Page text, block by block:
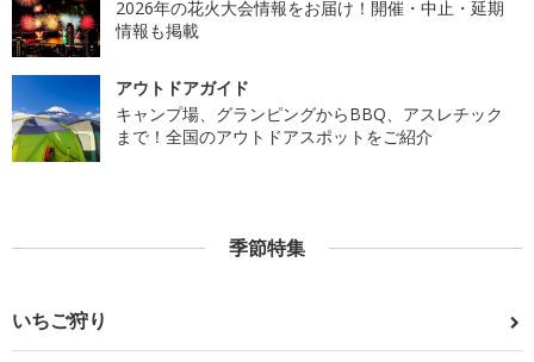
2026年の花火大会情報をお届け！開催・中止・延期
情報も掲載
アウトドアガイド
キャンプ場、グランピングからBBQ、アスレチック
まで！全国のアウトドアスポットをご紹介
季節特集
いちご狩り